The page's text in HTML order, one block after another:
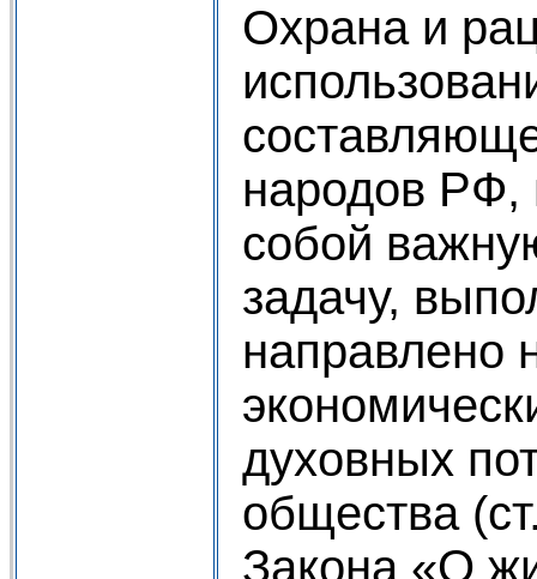
Охрана и
народов РФ,
собой
задачу,
направлено
духовных
общества
Закона «О